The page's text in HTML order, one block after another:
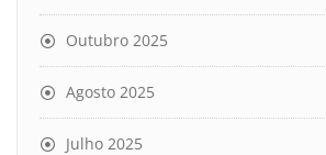
Outubro 2025
Agosto 2025
Julho 2025